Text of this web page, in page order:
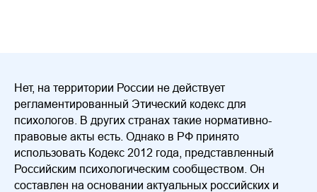
Нет, на территории России не действует
регламентированный Этический кодекс для
психологов. В других странах такие нормативно-
правовые акты есть. Однако в РФ принято
использовать Кодекс 2012 года, представленный
Российским психологическим сообществом. Он
составлен на основании актуальных российских и